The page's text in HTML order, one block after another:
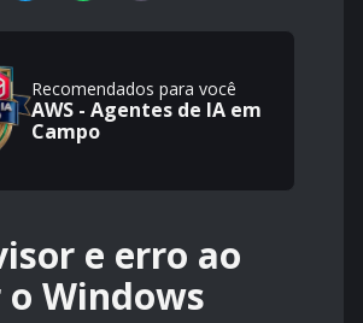
Recomendados para você
AWS - Agentes de IA em
Campo
e erro ao
Windows